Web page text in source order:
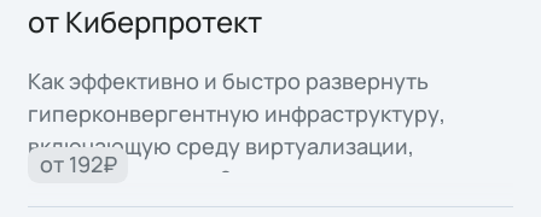
от Киберпротект
Как эффективно и быстро развернуть
гиперконвергентную инфраструктуру,
включающую среду виртуализации,
хранилище и сеть?
от 192₽